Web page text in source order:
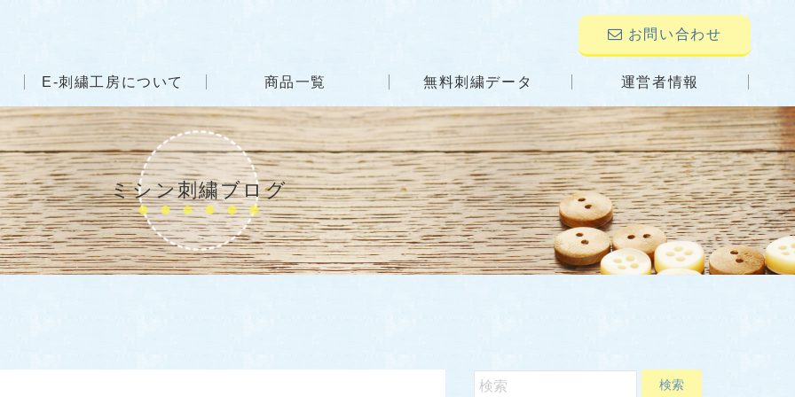
お問い合わせ
E-刺繍工房について 商品一覧 無料刺繍データ 運営者情報
ミシン刺繍ブログ